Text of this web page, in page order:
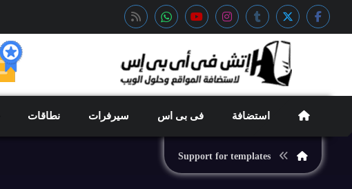
استضافة فى بى اس سيرفرات نطاقات
Support for templates